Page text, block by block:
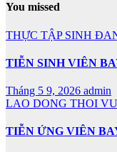
You missed
THỰC TẬP SINH
TIỄN SINH VIÊN
Tháng 5 9, 2026 admin
LAO DONG THOI
TIỄN ỨNG VIÊN